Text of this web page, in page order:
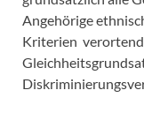
Angehörige
Kriterien